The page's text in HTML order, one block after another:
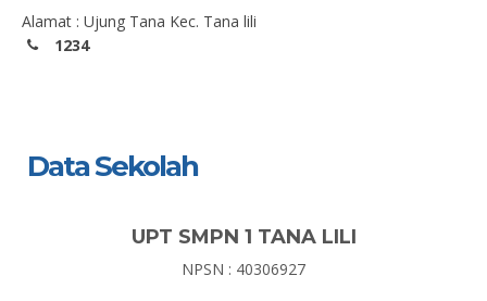
Alamat : Ujung Tana Kec. Tana lili
1234
Data Sekolah
UPT SMPN 1 TANA LILI
NPSN : 40306927